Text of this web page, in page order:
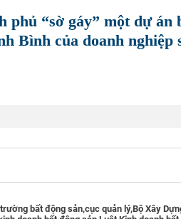
phủ “sờ gáy” một dự án
Bình của doanh nghiệp
bất động sản,cục quản lý,Bộ Xây